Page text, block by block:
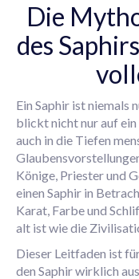
Die
des
Ein Saphir ist niemals
blickt nicht nur auf
auch in die Tiefen
Könige, Priester und
einen Saphir in
Karat, Farbe und
alt ist wie die
Dieser Leitfaden ist
den Saphir wirklich